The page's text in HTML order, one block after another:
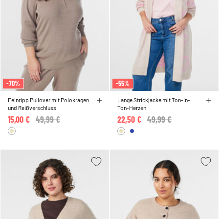
-70%
Feinripp Pullover mit Polokragen
und Reißverschluss
Price reduced from
49,99 €
15,00 €
-55%
Lange Strickjacke mit Ton-in-
Ton-Herzen
Price reduced from
49,99 €
22,50 €